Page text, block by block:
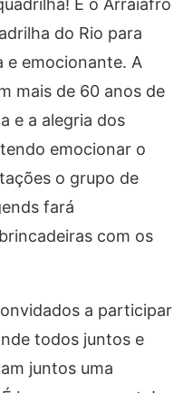
E o Arraiafro
do Rio para
e emocionante. A
mais de 60 anos de
e a alegria dos
emocionar o
o grupo de
fará
com os
a participar
todos juntos e
juntos uma